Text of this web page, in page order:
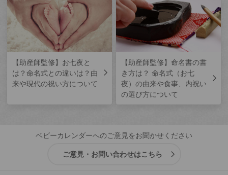
【助産師監修】お七夜と
は？命名式との違いは？由
来や現代の祝い方について
【助産師監修】命名書の書
き方は？ 命名式（お七
夜）の由来や食事、内祝い
の選び方について
ベビーカレンダーへのご意見をお聞かせください
ご意見・お問い合わせはこちら